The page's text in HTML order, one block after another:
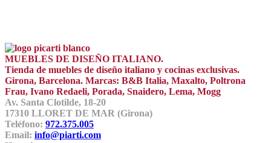
MUEBLES DE DISEÑO ITALIANO.
Tienda de muebles de diseño italiano y cocinas exclusivas.
Girona, Barcelona. Marcas: B&B Italia, Maxalto, Poltrona
Frau, Ivano Redaeli, Porada, Snaidero, Lema, Mogg
Av. Santa Clotilde, 18-20
17310 LLORET DE MAR (Girona)
Teléfono: 972.375.005
Email: info@piarti.com